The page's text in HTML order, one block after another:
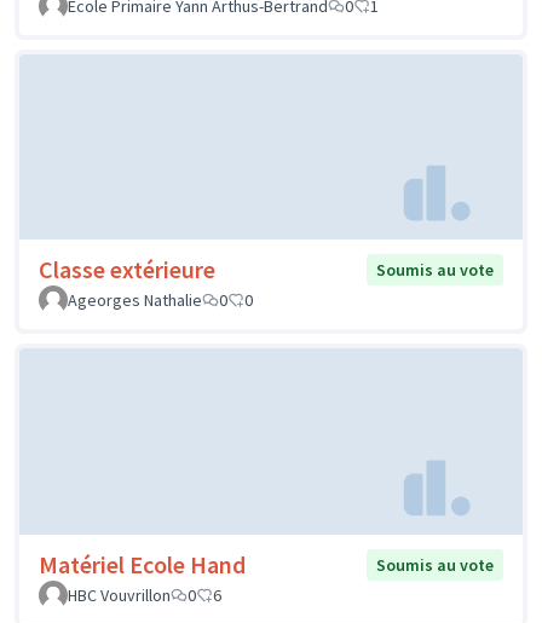
Ecole Primaire Yann Arthus-Bertrand
0 1
Classe extérieure
Soumis au vote
Ageorges Nathalie
0 0
Matériel Ecole Hand
Soumis au vote
HBC Vouvrillon
0 6